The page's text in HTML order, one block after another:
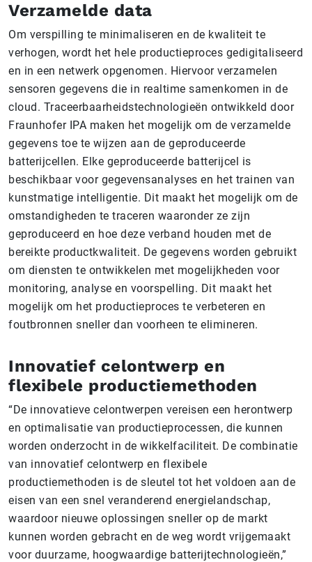
Verzamelde data
Om verspilling te minimaliseren en de kwaliteit te
verhogen, wordt het hele productieproces gedigitaliseerd
en in een netwerk opgenomen. Hiervoor verzamelen
sensoren gegevens die in realtime samenkomen in de
cloud. Traceerbaarheidstechnologieën ontwikkeld door
Fraunhofer IPA maken het mogelijk om de verzamelde
gegevens toe te wijzen aan de geproduceerde
batterijcellen. Elke geproduceerde batterijcel is
beschikbaar voor gegevensanalyses en het trainen van
kunstmatige intelligentie. Dit maakt het mogelijk om de
omstandigheden te traceren waaronder ze zijn
geproduceerd en hoe deze verband houden met de
bereikte productkwaliteit. De gegevens worden gebruikt
om diensten te ontwikkelen met mogelijkheden voor
monitoring, analyse en voorspelling. Dit maakt het
mogelijk om het productieproces te verbeteren en
foutbronnen sneller dan voorheen te elimineren.
Innovatief celontwerp en
flexibele productiemethoden
“De innovatieve celontwerpen vereisen een herontwerp
en optimalisatie van productieprocessen, die kunnen
worden onderzocht in de wikkelfaciliteit. De combinatie
van innovatief celontwerp en flexibele
productiemethoden is de sleutel tot het voldoen aan de
eisen van een snel veranderend energielandschap,
waardoor nieuwe oplossingen sneller op de markt
kunnen worden gebracht en de weg wordt vrijgemaakt
voor duurzame, hoogwaardige batterijtechnologieën,”